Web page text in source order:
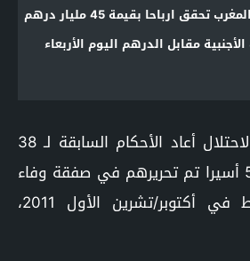
ارباحا بقيمة 45 مليار درهم
مقابل الدرهم اليوم الأربعاء
وأضاف الخفش أن الاحتلال أعاد الأحكام السابقة لـ 38
أسيرا من بين نحو 55 أسيرا تم تحريرهم في صفقة وفاء
الأحرار مقابل شاليط في أكتوبر/تشرين الأول 2011،